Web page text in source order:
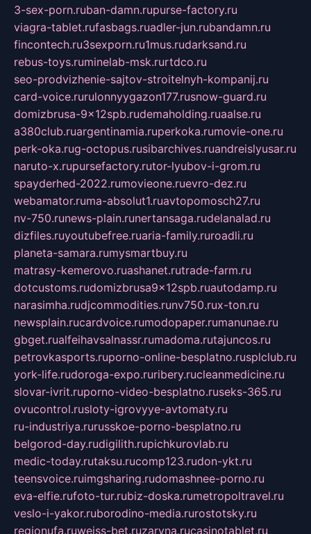
3-sex-porn.ruban-damn.rupurse-factory.ru
viagra-tablet.rufasbags.ruadler-jun.rubandamn.ru
fincontech.ru3sexporn.ru1mus.rudarksand.ru
rebus-toys.ruminelab-msk.rurtdco.ru
seo-prodvizhenie-sajtov-stroitelnyh-kompanij.ru
card-voice.rurulonnyygazon177.rusnow-guard.ru
domizbrusa-9x12spb.rudemaholding.ruaalse.ru
a380club.ruargentinamia.ruperkoka.rumovie-one.ru
perk-oka.rug-octopus.rusibarchives.ruandreislyusar.ru
naruto-x.rupursefactory.rutor-lyubov-i-grom.ru
spayderhed-2022.rumovieone.ruevro-dez.ru
webamator.ruma-absolut1.ruavtopomosch27.ru
nv-750.runews-plain.runertansaga.rudelanalad.ru
dizfiles.ruyoutubefree.ruaria-family.ruroadli.ru
planeta-samara.rumysmartbuy.ru
matrasy-kemerovo.ruashanet.rutrade-farm.ru
dotcustoms.rudomizbrusa9x12spb.ruautodamp.ru
narasimha.rudjcommodities.runv750.rux-ton.ru
newsplain.rucardvoice.rumodopaper.rumanunae.ru
gbget.rualfeihavsalnassr.rumadoma.rutajuncos.ru
petrovkasports.ruporno-online-besplatno.rusplclub.ru
york-life.rudoroga-expo.ruribery.rucleanmedicine.ru
slovar-ivrit.ruporno-video-besplatno.ruseks-365.ru
ovucontrol.rusloty-igrovyye-avtomaty.ru
ru-industriya.rurusskoe-porno-besplatno.ru
belgorod-day.rudigilith.rupichkurovlab.ru
medic-today.rutaksu.rucomp123.rudon-ykt.ru
teensvoice.ruimgsharing.rudomashnee-porno.ru
eva-elfie.rufoto-tur.rubiz-doska.rumetropoltravel.ru
veslo-i-yakor.ruborodino-media.rurostotsky.ru
regionufa.ruweiss-bet.ruzaryna.rucasinotablet.ru